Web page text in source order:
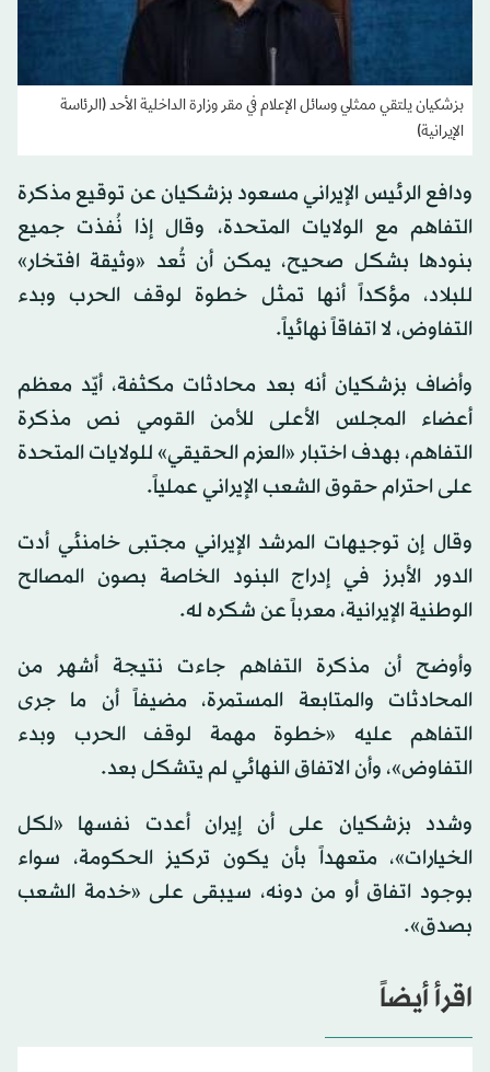
بزشكيان يلتقي ممثلي وسائل الإعلام في مقر وزارة الداخلية الأحد (الرئاسة
الإيرانية)
ودافع الرئيس الإيرانيمسعود بزشكيان عن توقيع مذكرة
التفاهم مع الولايات المتحدة، وقال إذا نُفذت جميع
بنودها بشكل صحيح، يمكن أن تُعد «وثيقة افتخار»
للبلاد، مؤكداً أنها تمثل خطوة لوقف الحرب وبدء
التفاوض، لا اتفاقاً نهائياً.
وأضاف بزشكيان أنه بعد محادثات مكثفة، أيّد معظم
أعضاء المجلس الأعلى للأمن القومي نص مذكرة
التفاهم، بهدف اختبار «العزم الحقيقي» للولايات المتحدة
على احترام حقوق الشعبالإيرانيعملياً.
وقال إن توجيهات المرشد الإيراني مجتبى خامنئي أدت
الدور الأبرز في إدراج البنود الخاصة بصون المصالح
الوطنية الإيرانية، معرباً عن شكره له.
وأوضح أن مذكرة التفاهم جاءت نتيجة أشهر من
المحادثات والمتابعة المستمرة، مضيفاً أن ما جرى
التفاهم عليه «خطوة مهمة لوقف الحرب وبدء
التفاوض»، وأن الاتفاق النهائي لم يتشكل بعد.
وشدد بزشكيان على أن إيرانأعدت نفسها «لكل
الخيارات»، متعهداً بأن يكون تركيز الحكومة، سواء
بوجود اتفاق أو من دونه، سيبقى على «خدمة الشعب
بصدق».
اقرأ أيضاً